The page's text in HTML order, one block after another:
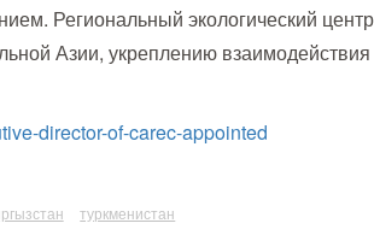
Региональный экологический
Азии, укреплению
director-of-carec-appointed
туркменистан